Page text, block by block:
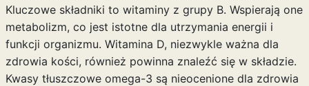
Kluczowe składniki to witaminy z grupy B. Wspierają one
metabolizm, co jest istotne dla utrzymania energii i
funkcji organizmu. Witamina D, niezwykle ważna dla
zdrowia kości, również powinna znaleźć się w składzie.
Kwasy tłuszczowe omega-3 są nieocenione dla zdrowia